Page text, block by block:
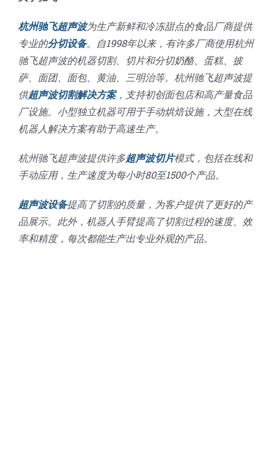
杭州驰飞超声波为生产新鲜和冷冻甜点的食品厂商提供
专业的分切设备。自1998年以来，有许多厂商使用杭州
驰飞超声波的机器切割、切片和分切奶酪、蛋糕、披
萨、面团、面包、黄油、三明治等。杭州驰飞超声波提
供超声波切割解决方案，支持初创面包店和高产量食品
厂设施。小型独立机器可用于手动烘焙设施，大型在线
机器人解决方案有助于高速生产。
杭州驰飞超声波提供许多超声波切片模式，包括在线和
手动应用，生产速度为每小时80至1500个产品。
超声波设备提高了切割的质量，为客户提供了更好的产
品展示。此外，机器人手臂提高了切割过程的速度、效
率和精度，每次都能生产出专业外观的产品。